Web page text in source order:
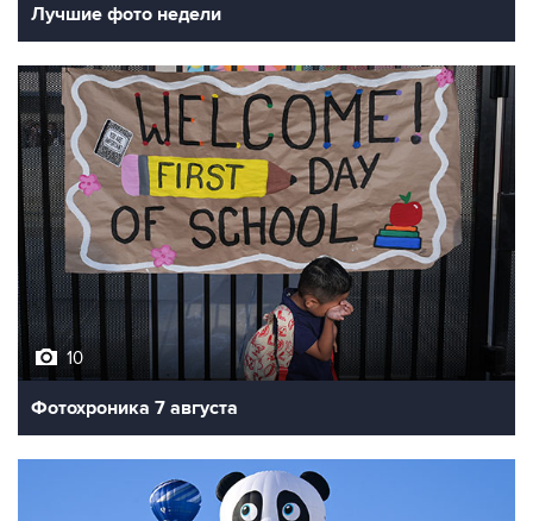
Лучшие фото недели
10
Фотохроника 7 августа